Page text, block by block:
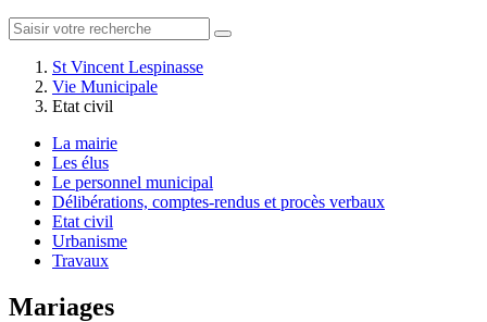
St Vincent Lespinasse
Vie Municipale
Etat civil
La mairie
Les élus
Le personnel municipal
Délibérations, comptes-rendus et procès verbaux
Etat civil
Urbanisme
Travaux
Mariages